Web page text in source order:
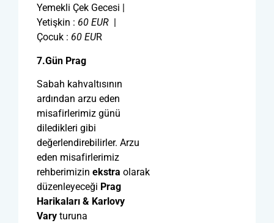
Yemekli Çek Gecesi |
Yetişkin : 60 EUR
Çocuk : 60 EUR
7.Gün Prag
Sabah kahvaltısının
ardından arzu eden
misafirlerimiz günü
diledikleri gibi
değerlendirebilirler. Arzu
eden misafirlerimiz
rehberimizin ekstra olarak
düzenleyeceği Prag
Harikaları & Karlovy
Vary turuna